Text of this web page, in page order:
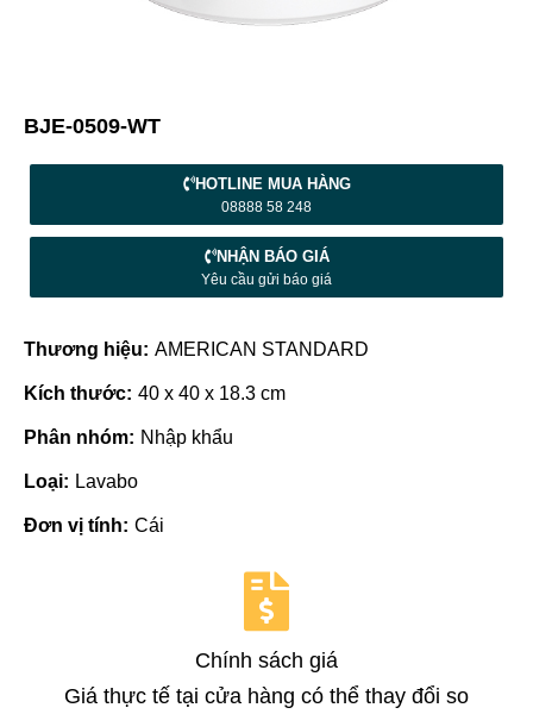
BJE-0509-WT
HOTLINE MUA HÀNG
08888 58 248
NHẬN BÁO GIÁ
Yêu cầu gửi báo giá
Thương hiệu: AMERICAN STANDARD
Kích thước: 40 x 40 x 18.3 cm
Phân nhóm: Nhập khẩu
Loại: Lavabo
Đơn vị tính: Cái
Chính sách giá
Giá thực tế tại cửa hàng có thể thay đổi so